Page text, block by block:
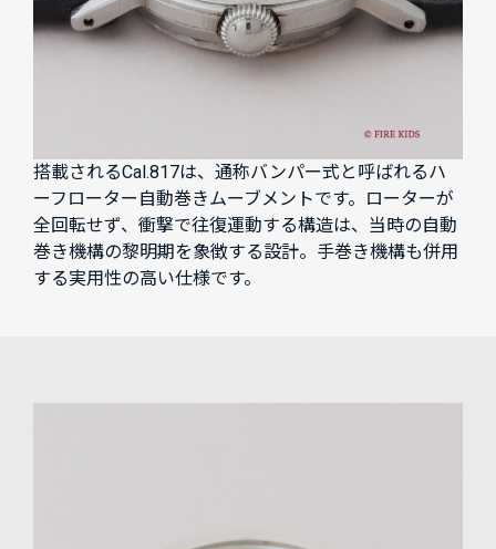
搭載されるCal.817は、通称バンパー式と呼ばれるハ
ーフローター自動巻きムーブメントです。ローターが
全回転せず、衝撃で往復運動する構造は、当時の自動
巻き機構の黎明期を象徴する設計。手巻き機構も併用
する実用性の高い仕様です。